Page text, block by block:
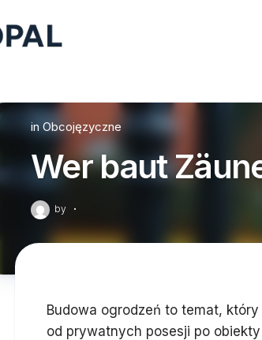
in Obcojęzyczne
Wer baut
by ·
Budowa ogrodzeń to temat,
od prywatnych posesji po